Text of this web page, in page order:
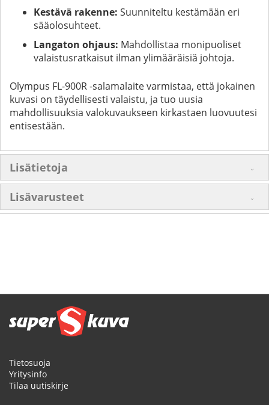
Kestävä rakenne: Suunniteltu kestämään eri
sääolosuhteet.
Langaton ohjaus: Mahdollistaa monipuoliset
valaistusratkaisut ilman ylimääräisiä johtoja.
Olympus FL-900R -salamalaite varmistaa, että jokainen
kuvasi on täydellisesti valaistu, ja tuo uusia
mahdollisuuksia valokuvaukseen kirkastaen luovuutesi
entisestään.
Lisätietoja
Lisävarusteet
Tietosuoja
Yritysinfo
Tilaa uutiskirje